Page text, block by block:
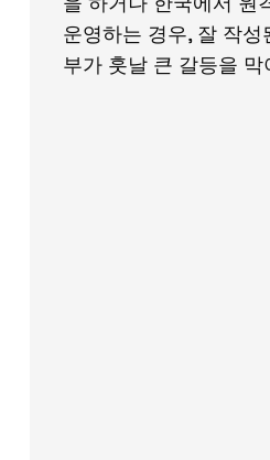
운영하는 경우, 잘 작
부가 훗날 큰 갈등을 막